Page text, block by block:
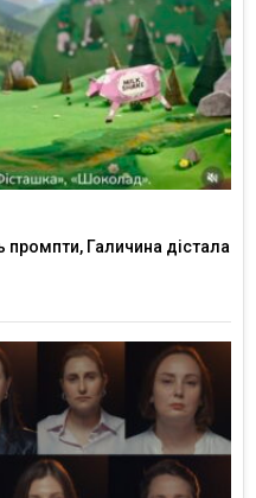
промпти, Галичина дістала